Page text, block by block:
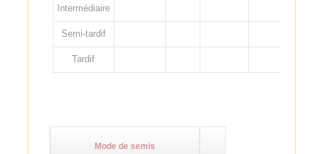
Intermédiaire
Semi-tardif
Tardif
Mode de semis